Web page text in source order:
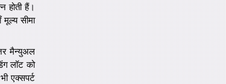
होती हैं।
मूल्य सीमा
मैन्युअल
लॉट को
एक्सपर्ट